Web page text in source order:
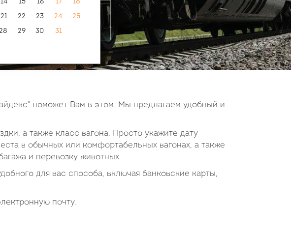
поможет Вам в этом. Мы предлагаем удобный и
а также класс вагона. Просто укажите дату
в обычных или комфортабельных вагонах, а также
и перевозку животных.
для вас способа, включая банковские карты,
почту.
14 15 16 17
18
21 22 23 24
25
29 30 31